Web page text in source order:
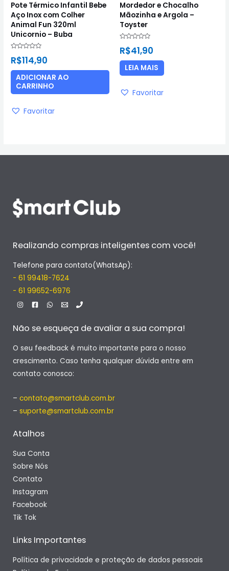
Pote Térmico Infantil Bebe
Aço Inox com Colher
Animal Fun 320ml
Unicornio – Buba
0
5
R$114,90
ADICIONAR AO
CARRINHO
Favoritar
Mordedor e Chocalho
Mãozinha e Argola –
Toyster
0
5
R$41,90
LEIA MAIS
Favoritar
Realizando compras inteligentes com você!
Telefone para contato(WhatsAp):
- 61 99418-7624
- 61 99652-6976
Não se esqueça de avaliar a sua compra!
O seu feedback é muito importante para o nosso
crescimento. Caso tenha qualquer dúvida entre em
contato conosco:
– contato@smartclub.com.br
– suporte@smartclub.com.br
Atalhos
Sua Conta
Sobre Nós
Contato
Instagram
Facebook
Tik Tok
Links Importantes
Política de privacidade e proteção de dados pessoais